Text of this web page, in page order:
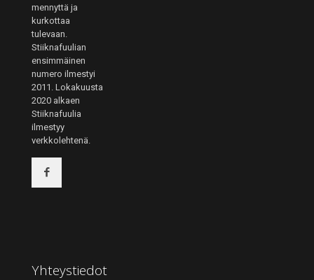
mennyttä ja
kurkottaa
tulevaan.
Stiiknafuulian
ensimmäinen
numero ilmestyi
2011. Lokakuusta
2020 alkaen
Stiiknafuulia
ilmestyy
verkkolehtenä.
Yhteystiedot